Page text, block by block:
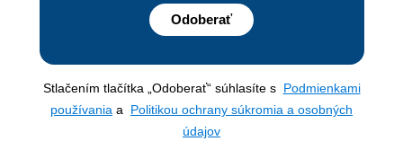
Odoberať
Stlačením tlačítka „Odoberať“ súhlasíte s Podmienkami
používania a Politikou ochrany súkromia a osobných
údajov